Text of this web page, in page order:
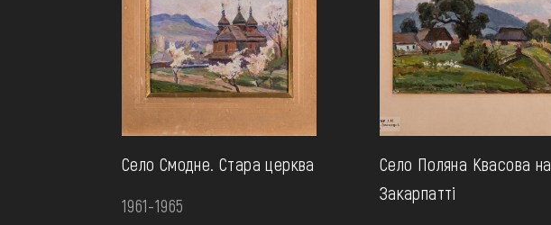
Село Смодне. Стара церква
1961-1965
Село Поляна Квасова на
Закарпатті